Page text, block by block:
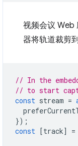
视频会议 Web
器将轨道裁剪到
// In the
// to start
const stream =
});
const
[track] =